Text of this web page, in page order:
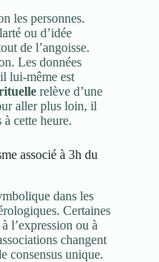
les personnes.
ou d’idée
de l’angoisse.
Les données
lui-même est
relève d’une
aller plus loin, il
cette heure.
associé à 3h du
dans les
Certaines
l’expression ou à
changent
consensus unique.